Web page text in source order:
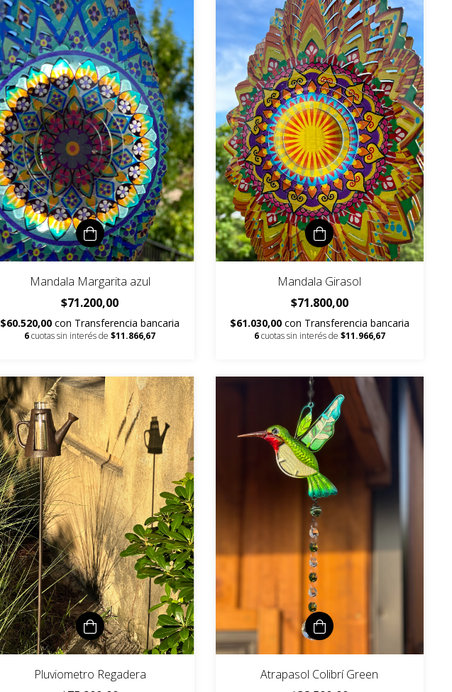
Mandala Margarita azul
$71.200,00
$60.520,00con Transferencia bancaria
6cuotas sin interés de$11.866,67
Mandala Girasol
$71.800,00
$61.030,00 con Transferencia bancaria
6cuotas sin interés de $11.966,67
Pluviometro Regadera
Atrapasol Colibrí Green